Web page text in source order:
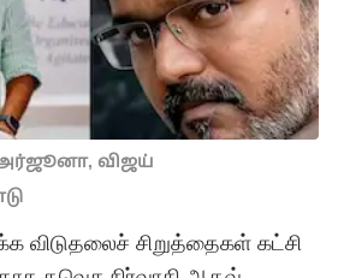
விஜய்
விடுதலைச் சிறுத்தைகள் கட்சி